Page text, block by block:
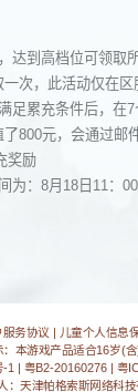
达到高档位可领取
次，此活动仅在
足累充条件后，在
800元，会通过邮
奖励
为：8月18日11：
服务协议
儿童个人信息
：本游戏产品适合16岁(
-1 |粤B2-20160276 |粤
：天津帕格索斯网络科技